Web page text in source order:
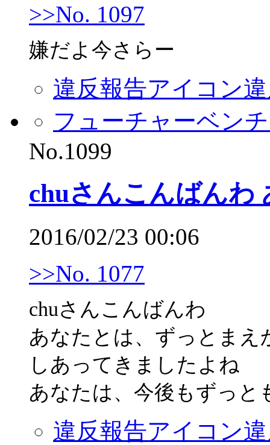
>>No. 1097
嫌だよ今さらー
違反報告アイコン
フューチャーベン
No.1099
chuさんこんばん
2016/02/23 00:06
>>No. 1077
chuさんこんばんわ
あなたとは、ずっとま
しあってきましたよね
あなたは、今後もずっと
違反報告アイコン